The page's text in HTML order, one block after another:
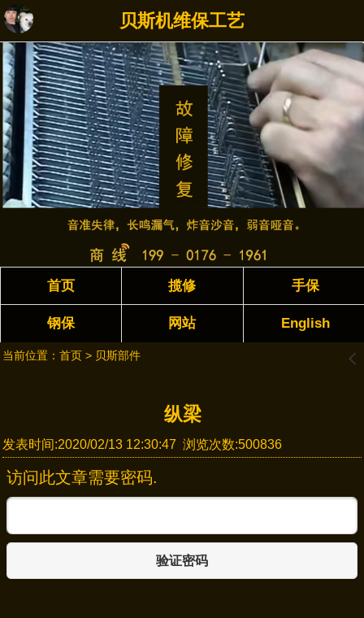
贝斯机维保工艺
首页 揽修 手保
钢保 网站 English
当前位置： 首页> 贝斯部件 󰊒
纵梁
发表时间:2020/02/13 12:30:47 浏览次数:500836
访问此文章需要密码.
验证密码